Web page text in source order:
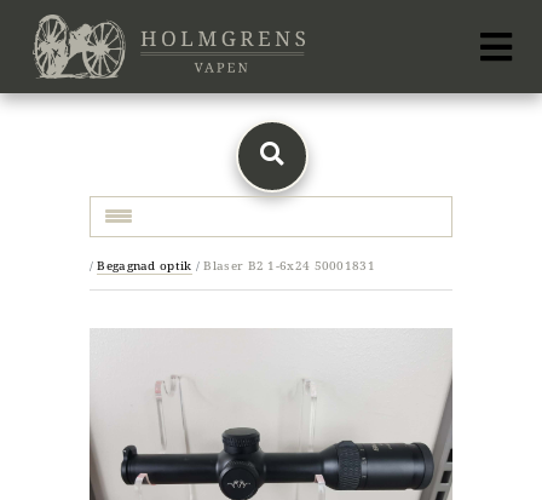
/ Begagnad optik / Blaser B2 1-6x24 50001831